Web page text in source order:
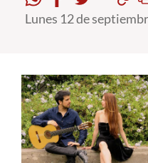
Estudiantes
Alumni
English
Lunes 12 de